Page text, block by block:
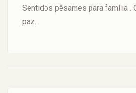
Sentidos pêsames para família .
paz.